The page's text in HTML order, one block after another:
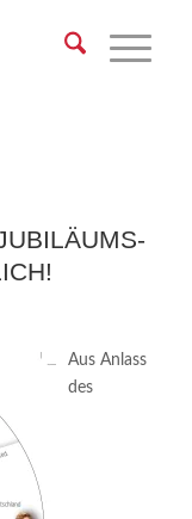
Aus Anlass
des